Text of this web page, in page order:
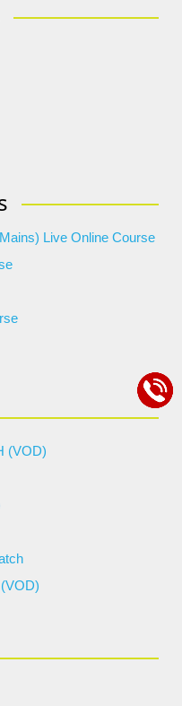
Live Online Course
(VOD)